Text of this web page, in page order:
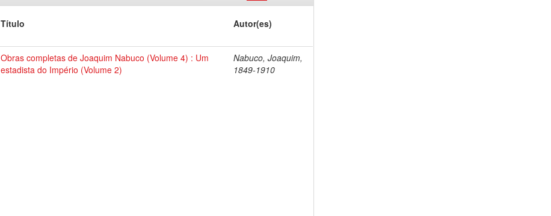
Título Autor(es)
Obras completas de Joaquim Nabuco (Volume 4) : Um
estadista do Império (Volume 2)
Nabuco, Joaquim,
1849-1910